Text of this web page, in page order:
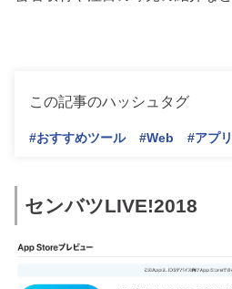
この記事のハッシュタグ
#おすすめツール #Web #アプリ
センバツLIVE!2018